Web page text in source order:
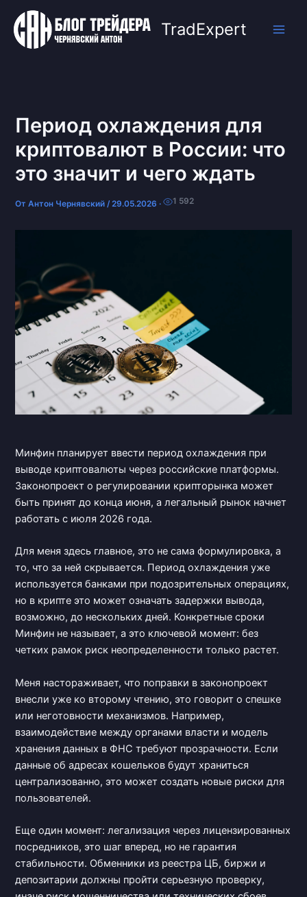
Перейти
содержимому
TradExpert
Период охлаждения для
криптовалют в России: что
это значит и чего ждать
ОтАнтон Чернявский/29.05.2026 · 1 592
Минфин планирует ввести период охлаждения при
выводе криптовалюты через российские платформы.
Законопроект о регулировании крипторынка может
быть принят до конца июня, а легальный рынок начнет
работать с июля 2026 года.
Для меня здесь главное, это не сама формулировка, а
то, что за ней скрывается. Период охлаждения уже
используется банками при подозрительных операциях,
но в крипте это может означать задержки вывода,
возможно, до нескольких дней. Конкретные сроки
Минфин не называет, а это ключевой момент: без
четких рамок риск неопределенности только растет.
Меня настораживает, что поправки в законопроект
внесли уже ко второму чтению, это говорит о спешке
или неготовности механизмов. Например,
взаимодействие между органами власти и модель
хранения данных в ФНС требуют прозрачности. Если
данные об адресах кошельков будут храниться
централизованно, это может создать новые риски для
пользователей.
Еще один момент: легализация через лицензированных
посредников, это шаг вперед, но не гарантия
стабильности. Обменники из реестра ЦБ, биржи и
депозитарии должны пройти серьезную проверку,